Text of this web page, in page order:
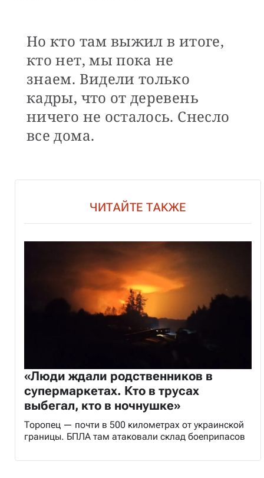
Но кто там выжил в итоге,
кто нет, мы пока не
знаем. Видели только
кадры, что от деревень
ничего не осталось. Снесло
все дома.
ЧИТАЙТЕ ТАКЖЕ
«Люди ждали родственников в
супермаркетах. Кто в трусах
выбегал, кто в ночнушке»
Торопец — почти в 500 километрах от украинской
границы. БПЛА там атаковали склад боеприпасов